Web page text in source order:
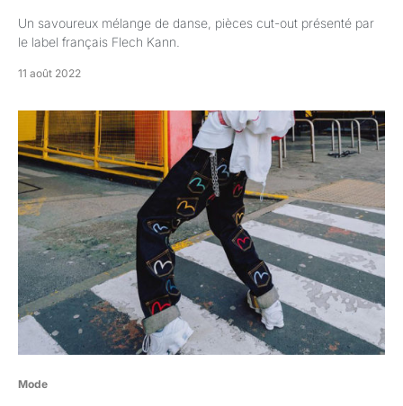
Un savoureux mélange de danse, pièces cut-out présenté par
le label français Flech Kann.
11 août 2022
Mode